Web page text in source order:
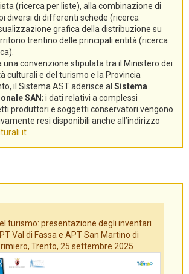
(ricerca per liste), alla combinazione di
diversi di differenti schede (ricerca
grafica della distribuzione su
trentino delle principali entità (ricerca
una convenzione stipulata tra il Ministero dei
culturali e del turismo e la Provincia
il Sistema AST aderisce al Sistema
SAN; i dati relativi a complessi
produttori e soggetti conservatori vengono
resi disponibili anche all’indirizzo
turismo: presentazione degli inventari
Val di Fassa e APT San Martino di
Trento, 25 settembre 2025